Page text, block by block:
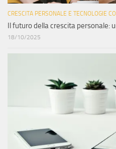
CRESCITA PERSONALE E TECNOLOGIE
Il futuro della crescita personale:
18/10/2025